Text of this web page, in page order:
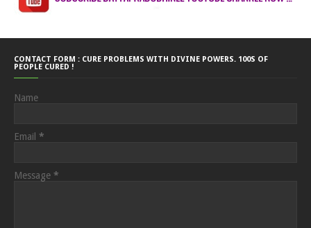
CONTACT FORM : CURE PROBLEMS WITH DIVINE POWERS. 100S OF
PEOPLE CURED !
Name
Email *
Message *